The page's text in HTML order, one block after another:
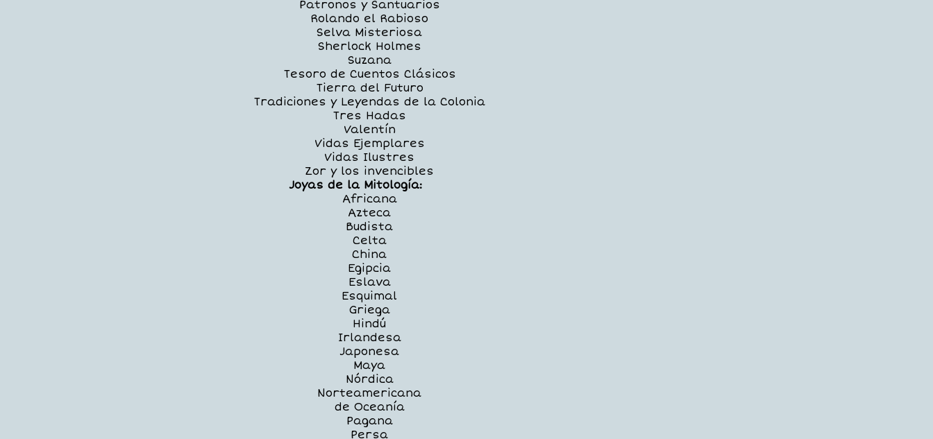
Patronos y Santuarios
Rolando el Rabioso
Selva Misteriosa
Sherlock Holmes
Suzana
Tesoro de Cuentos Clásicos
Tierra del Futuro
Tradiciones y Leyendas de la Colonia
Tres Hadas
Valentín
Vidas Ejemplares
Vidas Ilustres
Zor y los invencibles
Joyas de la Mitología:
Africana
Azteca
Budista
Celta
China
Egipcia
Eslava
Esquimal
Griega
Hindú
Irlandesa
Japonesa
Maya
Nórdica
Norteamericana
de Oceanía
Pagana
Persa